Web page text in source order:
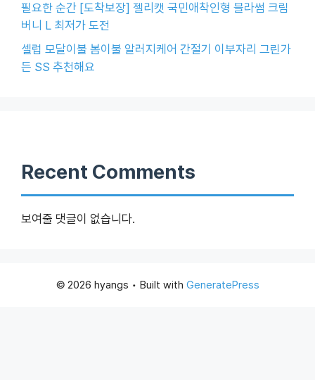
필요한 순간 [도착보장] 젤리캣 국민애착인형 블라썸 크림
버니 L 최저가 도전
셀럽 모달이불 봄이불 알러지케어 간절기 이부자리 그린가
든 SS 추천해요
Recent Comments
보여줄 댓글이 없습니다.
© 2026 hyangs • Built with GeneratePress